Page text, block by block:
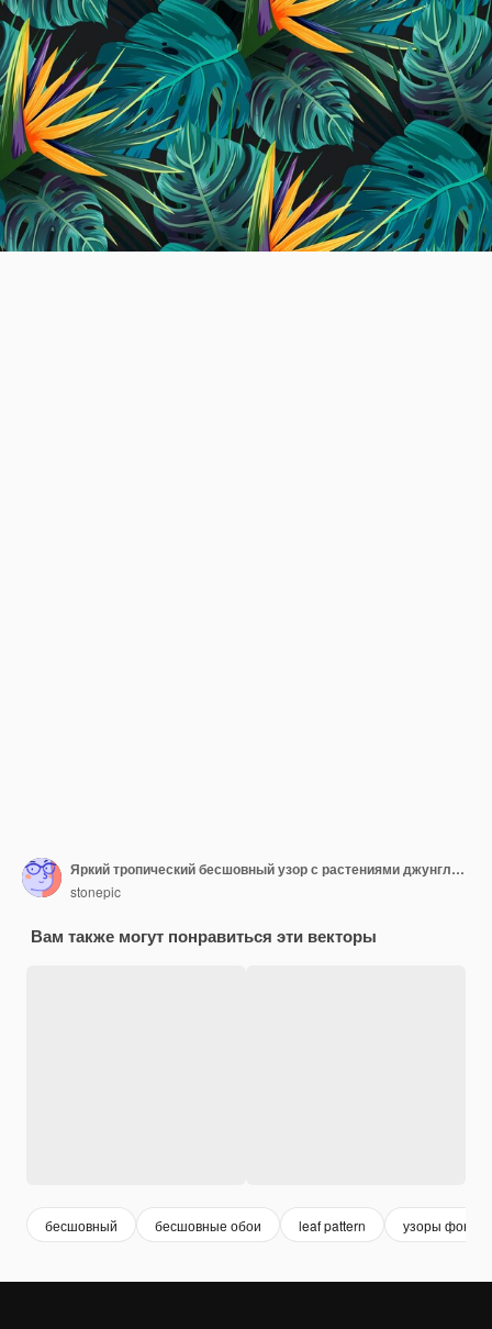
Яркий тропический бесшовный узор с растениями джунглей Экзотический фон с тропическими листьями Вектор
stonepic
Вам также могут понравиться эти векторы
бесшовный бесшовные обои leaf pattern узоры фон